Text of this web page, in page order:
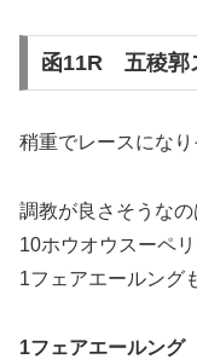
函11R 五稜郭
稍重でレースにな
調教が良さそうなの
10ホウオウスーペ
1フェアエールング
1フェアエールング